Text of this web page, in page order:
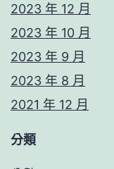
2023 年 12 月
2023 年 10 月
2023 年 9 月
2023 年 8 月
2021 年 12 月
分類